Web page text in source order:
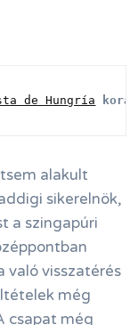
de Hungría
alakult
sikerelnök,
a szingapúri
való visszatérés
még
csapat még